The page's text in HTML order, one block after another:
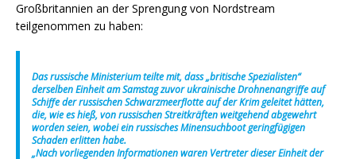
Großbritannien an der Sprengung von Nordstream
teilgenommen zu haben:
Das russische Ministerium teilte mit, dass „britische Spezialisten“
derselben Einheit am Samstag zuvor ukrainische Drohnenangriffe auf
Schiffe der russischen Schwarzmeerflotte auf der Krim geleitet hätten,
die, wie es hieß, von russischen Streitkräften weitgehend abgewehrt
worden seien, wobei ein russisches Minensuchboot geringfügigen
Schaden erlitten habe.
„Nach vorliegenden Informationen waren Vertreter dieser Einheit der